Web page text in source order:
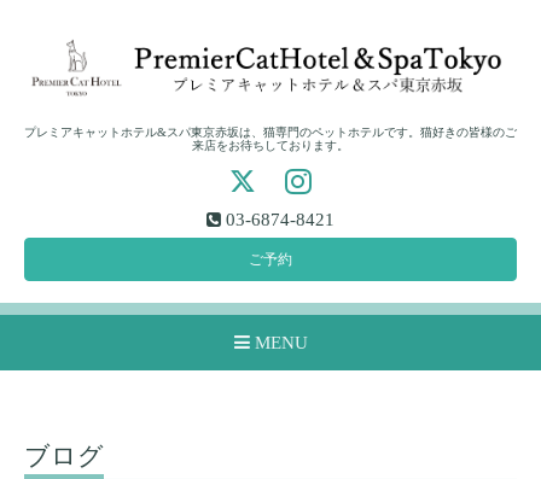
プレミアキャットホテル&スパ東京赤坂は、猫専門のペットホテルです。猫好きの皆様のご
来店をお待ちしております。
03-6874-8421
ご予約
MENU
ブログ